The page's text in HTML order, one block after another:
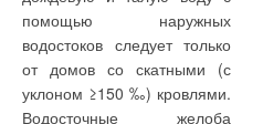
помощью наружных
водостоков следует только
от домов со скатными (с
уклоном ≥150 ‰) кровлями.
Водосточные желоба
призванных решить
проблему ее применения в
тех случаях, когда на
объекте необходимо
организовать приточную
для жилищно-
коммунального хозяйства.
Среди отлично
зарекомендовавших себя